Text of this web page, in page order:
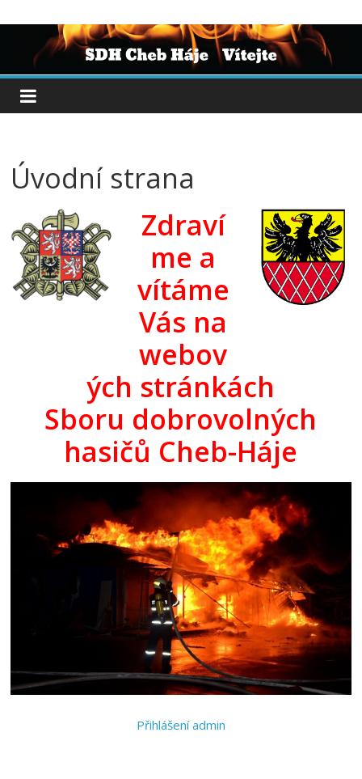
Úvodní strana
Zdraví
me a
vítáme
Vás na
webov
ých stránkách
Sboru dobrovolných
hasičů Cheb-Háje
Přihlášení admin